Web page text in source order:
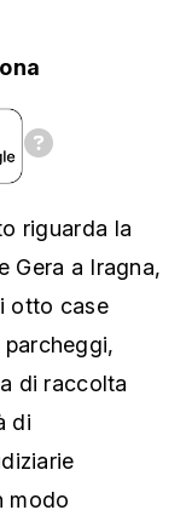
riguarda la
Gera a Iragna,
otto case
di raccolta
di
modo